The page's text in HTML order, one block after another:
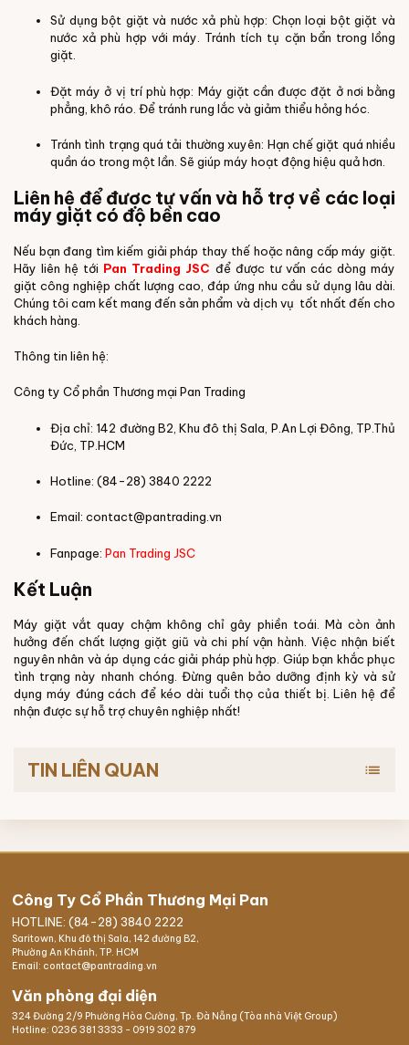
Sử dụng bột giặt và nước xả phù hợp: Chọn loại bột giặt và
nước xả phù hợp với máy. Tránh tích tụ cặn bẩn trong lồng
giặt.
Đặt máy ở vị trí phù hợp: Máy giặt cần được đặt ở nơi bằng
phẳng, khô ráo. Để tránh rung lắc và giảm thiểu hỏng hóc.
Tránh tình trạng quá tải thường xuyên: Hạn chế giặt quá nhiều
quần áo trong một lần. Sẽ giúp máy hoạt động hiệu quả hơn.
Liên hệ để được tư vấn và hỗ trợ về các loại
máy giặt có độ bền cao
Nếu bạn đang tìm kiếm giải pháp thay thế hoặc nâng cấp máy giặt.
Hãy liên hệ tới Pan Trading JSC để được tư vấn các dòng máy
giặt công nghiệp chất lượng cao, đáp ứng nhu cầu sử dụng lâu dài.
Chúng tôi cam kết mang đến sản phẩm và dịch vụ tốt nhất đến cho
khách hàng.
Thông tin liên hệ:
Công ty Cổ phần Thương mại Pan Trading
Địa chỉ: 142 đường B2, Khu đô thị Sala, P.An Lợi Đông, TP.Thủ
Đức, TP.HCM
Hotline: (84-28) 3840 2222
Email: contact@pantrading.vn
Fanpage: Pan Trading JSC
Kết Luận
Máy giặt vắt quay chậm không chỉ gây phiền toái. Mà còn ảnh
hưởng đến chất lượng giặt giũ và chi phí vận hành. Việc nhận biết
nguyên nhân và áp dụng các giải pháp phù hợp. Giúp bạn khắc phục
tình trạng này nhanh chóng. Đừng quên bảo dưỡng định kỳ và sử
dụng máy đúng cách để kéo dài tuổi thọ của thiết bị. Liên hệ để
nhận được sự hỗ trợ chuyên nghiệp nhất!
TIN LIÊN QUAN list
Công Ty Cổ Phần Thương Mại Pan
HOTLINE: (84-28) 3840 2222
Saritown, Khu đô thị Sala, 142 đường B2,
Phường An Khánh, TP. HCM
Email: contact@pantrading.vn
Văn phòng đại diện
324 Đường 2/9 Phường Hòa Cường, Tp. Đà Nẵng (Tòa nhà Việt Group)
Hotline: 0236 381 3333 - 0919 302 879